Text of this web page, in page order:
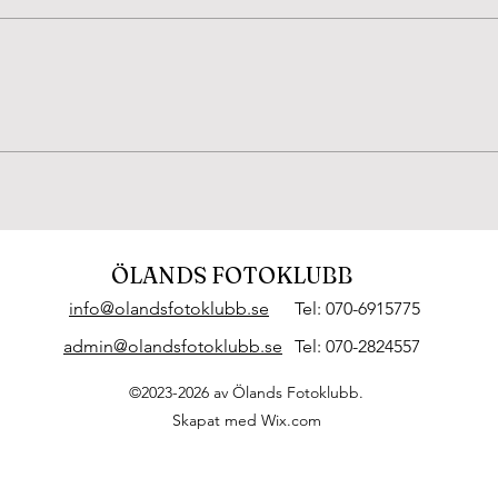
ÖLANDS FOTOKLUBB
info@olandsfotoklubb.se
Tel: 070-6915775
admin@olandsfotoklubb.se
Tel: 070-2824557
©2023-2026 av Ölands Fotoklubb.
Skapat med Wix.com